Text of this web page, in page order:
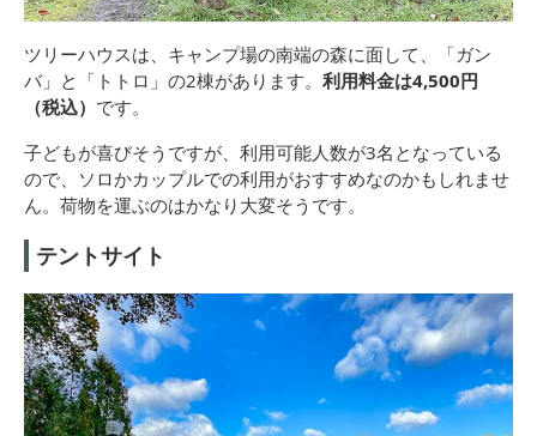
ツリーハウスは、キャンプ場の南端の森に面して、「ガン
バ」と「トトロ」の2棟があります。 利用料金は4,500円
（税込） です。
子どもが喜びそうですが、利用可能人数が3名となっている
ので、ソロかカップルでの利用がおすすめなのかもしれませ
ん。荷物を運ぶのはかなり大変そうです。
テントサイト